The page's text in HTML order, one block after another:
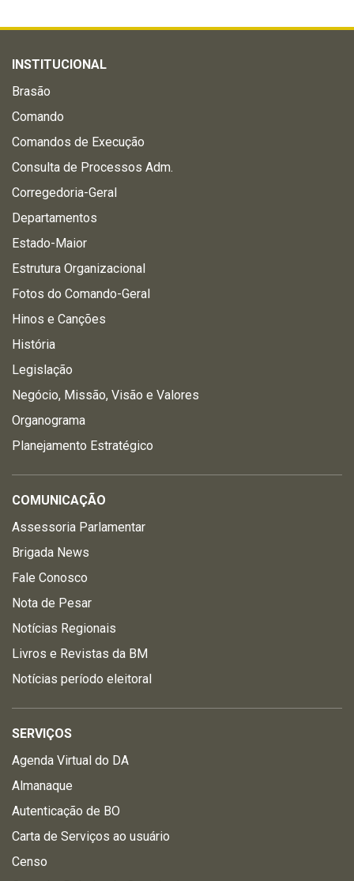
INSTITUCIONAL
Brasão
Comando
Comandos de Execução
Consulta de Processos Adm.
Corregedoria-Geral
Departamentos
Estado-Maior
Estrutura Organizacional
Fotos do Comando-Geral
Hinos e Canções
História
Legislação
Negócio, Missão, Visão e Valores
Organograma
Planejamento Estratégico
COMUNICAÇÃO
Assessoria Parlamentar
Brigada News
Fale Conosco
Nota de Pesar
Notícias Regionais
Livros e Revistas da BM
Notícias período eleitoral
SERVIÇOS
Agenda Virtual do DA
Almanaque
Autenticação de BO
Carta de Serviços ao usuário
Censo